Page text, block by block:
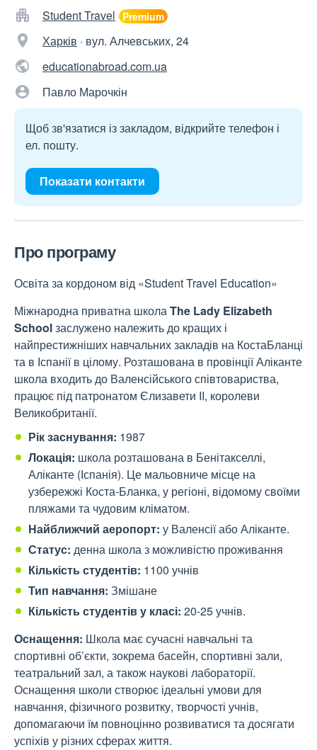
Student Travel
Харків · вул. Алчевських, 24
educationabroad.com.ua
Павло Марочкін
Щоб зв'язатися із закладом, відкрийте телефон і
ел. пошту.
Показати контакти
Про програму
Освіта за кордоном від «Student Travel Education»
Міжнародна приватна школаThe Lady Elizabeth
Schoolзаслужено належить до кращих і
найпрестижніших навчальних закладів на КостаБланці
та в Іспанії в цілому. Розташована в провінції Аліканте
школа входить до Валенсійського співтовариства,
працює під патронатом Єлизавети II, королеви
Великобританії.
Рік заснування: 1987
Локація: школа розташована в Бенітакселлі,
Аліканте (Іспанія). Це мальовниче місце на
узбережжі Коста-Бланка, у регіоні, відомому своїми
пляжами та чудовим кліматом.
Найближчий аеропорт: у Валенсії або Аліканте.
Статус: денна школа з можливістю проживання
Кількість студентів: 1100 учнів
Тип навчання: Змішане
Кількість студентів у класі: 20-25 учнів.
Оснащення: Школа має сучасні навчальні та
спортивні об’єкти, зокрема басейн, спортивні зали,
театральний зал, а також наукові лабораторії.
Оснащення школи створює ідеальні умови для
навчання, фізичного розвитку, творчості учнів,
допомагаючи їм повноцінно розвиватися та досягати
успіхів у різних сферах життя.